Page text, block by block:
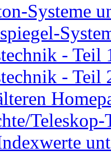
Systeme
- Teil
- Teil